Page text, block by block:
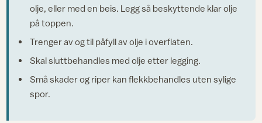
olje, eller med en beis. Legg så beskyttende klar olje
på toppen.
Trenger av og til påfyll av olje i overflaten.
Skal sluttbehandles med olje etter legging.
Små skader og riper kan flekkbehandles uten sylige
spor.